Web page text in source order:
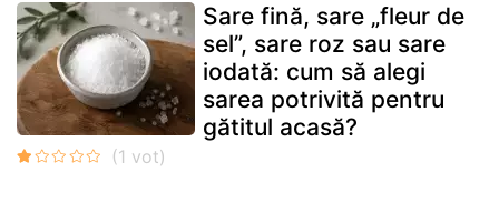
Sare fină, sare „fleur de
sel”, sare roz sau sare
iodată: cum să alegi
sarea potrivită pentru
gătitul acasă?